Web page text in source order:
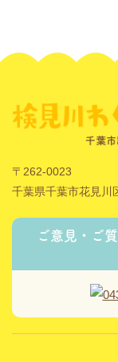
〒262-0023
千葉県千葉市花見川
ご意見・ご